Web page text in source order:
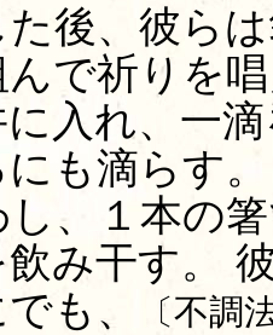
た後、彼ら
んで祈りを
に入れ、一
も滴らす
し、１本の
み干す。
も、
〔不調